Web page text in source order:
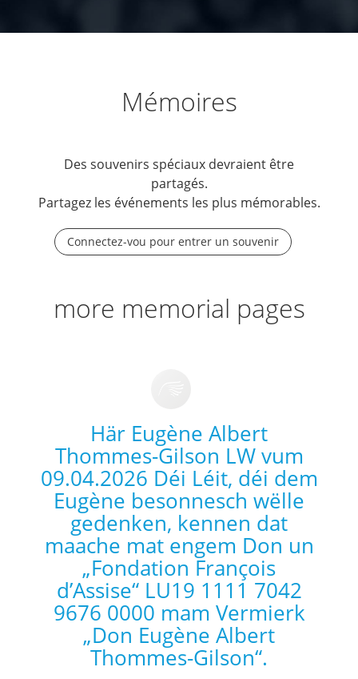
Mémoires
Des souvenirs spéciaux devraient être
partagés.
Partagez les événements les plus mémorables.
Connectez-vou pour entrer un souvenir
more memorial pages
Här Eugène Albert
Thommes-Gilson LW vum
09.04.2026 Déi Léit, déi dem
Eugène besonnesch wëlle
gedenken, kennen dat
maache mat engem Don un
„Fondation François
d’Assise“ LU19 1111 7042
9676 0000 mam Vermierk
„Don Eugène Albert
Thommes-Gilson“.